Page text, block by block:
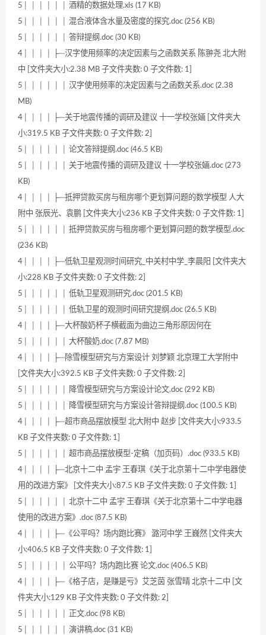
5│ │ │ │ │ │ 酒精的数据处理.xls (17 KB)
5│ │ │ │ │ │ 混合液体含水量及密度的探究.doc (256 KB)
5│ │ │ │ │ │ 答辩提纲.doc (30 KB)
4│ │ │ │ ├─汉字使用频率的决定因素与之函数关系 陈翀尧 北大附
中 [文件夹大小:2.38 MB 子文件夹数: 0 子文件数: 1]
5│ │ │ │ │ │ 汉字使用频率的决定因素与之函数关系.doc (2.38
MB)
4│ │ │ │ ├─关于地震传播的调研及建议 十一学校张婳 [文件夹大
小:319.5 KB 子文件夹数: 0 子文件数: 2]
5│ │ │ │ │ │ 论文答辩提纲.doc (46.5 KB)
5│ │ │ │ │ │ 关于地震传播的调研及建议 十一学校张婳.doc (273
KB)
4│ │ │ │ ├─抵押贷款买房与租房哪个更划算问题的数学模型 人大
附中 张辰光、袁鹏 [文件夹大小:236 KB 子文件夹数: 0 子文件数: 1]
5│ │ │ │ │ │ 抵押贷款买房与租房哪个更划算问题的数学模型.doc
(236 KB)
4│ │ │ │ ├─低轨卫星观测时间研究_中关村中学_李晨阳 [文件夹大
小:228 KB 子文件夹数: 0 子文件数: 2]
5│ │ │ │ │ │ 低轨卫星观测研究.doc (201.5 KB)
5│ │ │ │ │ │ 低轨卫星的观测时间研究提纲.doc (26.5 KB)
4│ │ │ │ ├─大杯酸奶杯子横截面为曲边三角形原因何在
5│ │ │ │ │ │ 大杯酸奶.doc (7.87 MB)
4│ │ │ │ ├─除雪模型研究与方案设计 刘梦颖 北京理工大学附中
[文件夹大小:392.5 KB 子文件夹数: 0 子文件数: 2]
5│ │ │ │ │ │ 降雪模型研究与方案设计论文.doc (292 KB)
5│ │ │ │ │ │ 降雪模型研究与方案设计答辩提纲.doc (100.5 KB)
4│ │ │ │ ├─超市商品摆放模型 北大附中 赵步 [文件夹大小:933.5
KB 子文件夹数: 0 子文件数: 1]
5│ │ │ │ │ │ 超市商品摆放模型-定稿（加页码）.doc (933.5 KB)
4│ │ │ │ ├─北京十二中 孟宇 王春琪《关于北京第十二中学电器使
用的改进方案》 [文件夹大小:87.5 KB 子文件夹数: 0 子文件数: 1]
5│ │ │ │ │ │ 北京十二中 孟宇 王春琪《关于北京第十二中学电器
使用的改进方案》.doc (87.5 KB)
4│ │ │ │ ├─《公平吗？场内跑比赛》 潞河中学 王巍然 [文件夹大
小:406.5 KB 子文件夹数: 0 子文件数: 1]
5│ │ │ │ │ │ 公平吗？场内跑比赛 论文.doc (406.5 KB)
4│ │ │ │ ├─《格子店，是赚是亏》艾芝茵 张雪晴 北京十二中 [文
件夹大小:129 KB 子文件夹数: 0 子文件数: 2]
5│ │ │ │ │ │ 正文.doc (98 KB)
5│ │ │ │ │ │ 演讲稿.doc (31 KB)